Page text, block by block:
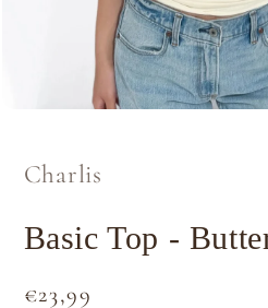
modaal
Charlis
Basic Top -
Normale
€23,99